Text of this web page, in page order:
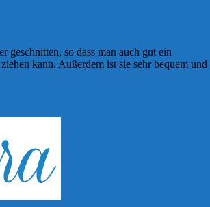
geschnitten, so dass man auch gut ein
kann. Außerdem ist sie sehr bequem und